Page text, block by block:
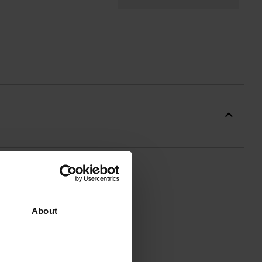
About
3 SZT.
150 g/m2. Koszulki